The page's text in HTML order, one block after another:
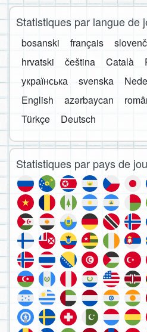
Statistiques par langue de
bosanski français
hrvatski
čeština Català
українська
svenska
English
azərbaycan
Türkçe
Deutsch
Statistiques par pays de